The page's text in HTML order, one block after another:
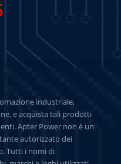
industriale,
e acquista tali prodotti
Apter Power non è un
autorizzato dei
Tutti i nomi di